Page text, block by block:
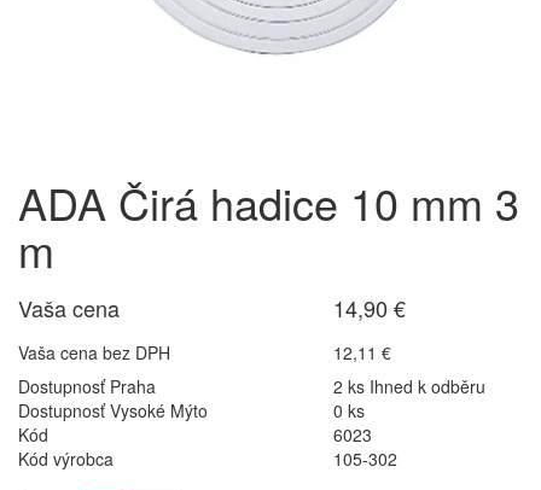
ADA Čirá hadice 10 mm 3
m
Vaša cena 14,90 €
Vaša cena bez DPH
12,11 €
Dostupnosť Praha
2 ks Ihned k odběru
Dostupnosť Vysoké Mýto
0 ks
Kód
6023
Kód výrobca
105-302